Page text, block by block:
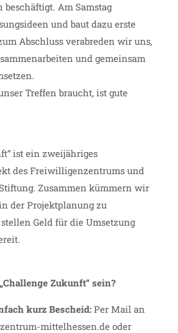
beschäftigt. Am Samstag
und baut dazu erste
Abschluss verabreden wir uns,
und gemeinsam
Treffen braucht, ist gute
ist ein zweijähriges
des Freiwilligenzentrums und
Zusammen kümmern wir
der Projektplanung zu
Geld für die Umsetzung
Zukunft“ sein?
kurz Bescheid: Per Mail an
mittelhessen.de oder